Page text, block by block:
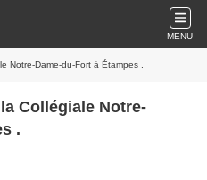
MENU
Notre-Dame-du-Fort à Étampes .
Collégiale Notre-
.